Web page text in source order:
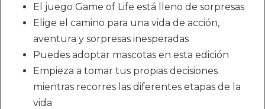
El juego Game of Life está lleno de sorpresas
Elige el camino para una vida de acción,
aventura y sorpresas inesperadas
Puedes adoptar mascotas en esta edición
Empieza a tomar tus propias decisiones
mientras recorres las diferentes etapas de la
vida